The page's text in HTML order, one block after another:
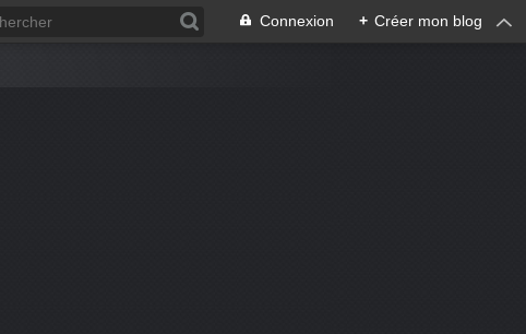
Connexion + Créer mon blog